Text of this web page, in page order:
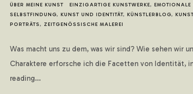
ÜBER MEINE KUNST EINZIGARTIGE KUNSTWERKE, EMOTIONALE
SELBSTFINDUNG, KUNST UND IDENTITÄT, KÜNSTLERBLOG,
PORTRÄTS, ZEITGENÖSSISCHE MALEREI
Was macht uns zu dem, was wir sind? Wie sehen wir
Charaktere erforsche ich die Facetten von Identität,
reading...